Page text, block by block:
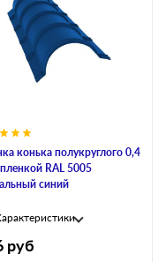
конька полукруглого 0,4
пленкой RAL 5005
синий
руб